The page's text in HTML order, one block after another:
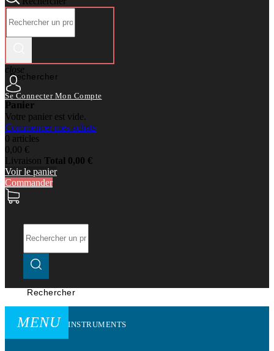
Rechercher
close
Se Connecter Mon Compte
Panier
Votre panier est vide.
Commencer mes achats
0 articles
0,00 €
Livraison Total 0,00 €
Voir le panier
Commander
Rechercher
MENU INSTRUMENTS